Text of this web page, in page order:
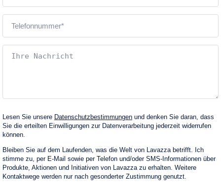
Lesen Sie unsere Datenschutzbestimmungen und denken Sie daran, dass
Sie die erteilten Einwilligungen zur Datenverarbeitung jederzeit widerrufen
können.
Bleiben Sie auf dem Laufenden, was die Welt von Lavazza betrifft. Ich
stimme zu, per E‑Mail sowie per Telefon und/oder SMS-Informationen über
Produkte, Aktionen und Initiativen von Lavazza zu erhalten. Weitere
Kontaktwege werden nur nach gesonderter Zustimmung genutzt.